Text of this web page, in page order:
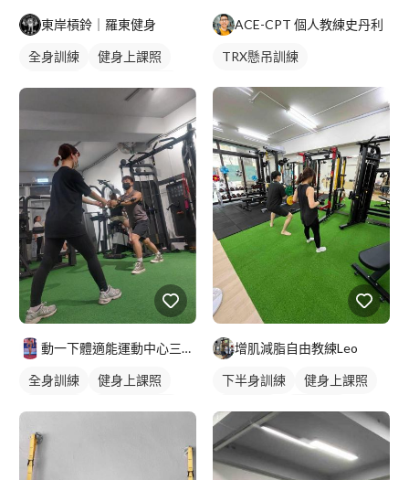
東岸槓鈴｜羅東健身
全身訓練
健身上課照
健身課程
動一下體適能運動中心三重館-小鬼教練
全身訓練
健身上課照
重訓教練
健身課程
ACE-CPT 個人教練史丹利
TRX懸吊訓練
增肌減脂自由教練Leo
下半身訓練
健身上課照